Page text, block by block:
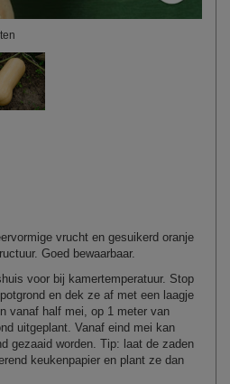
vrucht en gesuikerd oranje
Goed bewaarbaar.
voor bij kamertemperatuur. Stop
en dek ze af met een laagje
vanaf half mei, op 1 meter van
uitgeplant. Vanaf eind mei kan
gezaaid worden. Tip: laat de zaden
keukenpapier en plant ze dan